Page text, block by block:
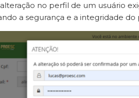
no perfil de um usuário
a segurança e a integridade do